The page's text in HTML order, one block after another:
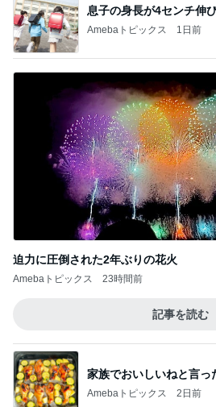
息子の身長が4センチ伸
Amebaトピックス 1日前
迫力に圧倒された2年ぶりの花火
Amebaトピックス 23時間前
記事を読む
家族でおいしいねと言っ
Amebaトピックス 2日前